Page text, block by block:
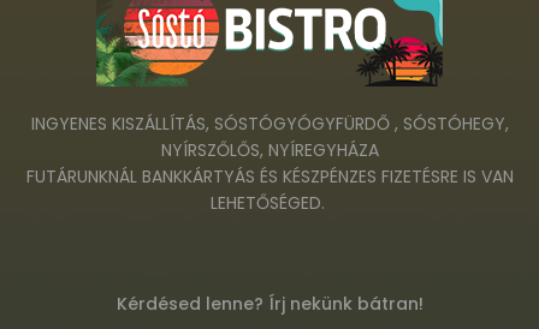
INGYENES KISZÁLLÍTÁS, SÓSTÓGYÓGYFÜRDŐ , SÓSTÓHEGY,
NYÍRSZŐLŐS, NYÍREGYHÁZA
FUTÁRUNKNÁL BANKKÁRTYÁS ÉS KÉSZPÉNZES FIZETÉSRE IS VAN
LEHETŐSÉGED.
Kérdésed lenne? Írj nekünk bátran!